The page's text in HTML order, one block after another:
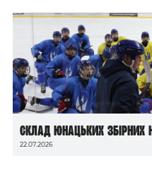
Склад юнацьких збірних
22.07.2026